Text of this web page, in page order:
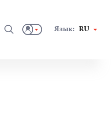
Язык: RU